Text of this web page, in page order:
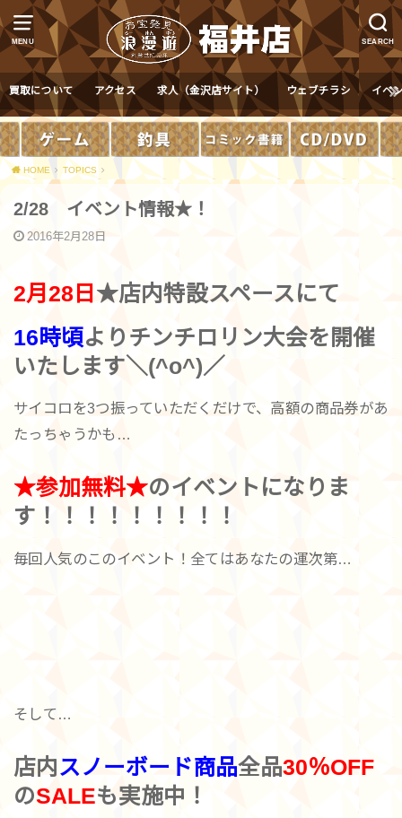
MENU SEARCH
買取について アクセス 求人（金沢店サイト） ウェブチラシ イベ
HOME TOPICS
2/28 イベント情報★！
2016年2月28日
2月28日 ★店内特設スペースにて
16時頃よりチンチロリン大会を開催
いたします＼(^o^)／
サイコロを3つ振っていただくだけで、高額の商品券があ
たっちゃうかも…
★参加無料★のイベントになりま
す！！！！！！！！！
毎回人気のこのイベント！全てはあなたの運次第…
そして…
店内 スノーボード商品全品30％OFF
のSALEも実施中！